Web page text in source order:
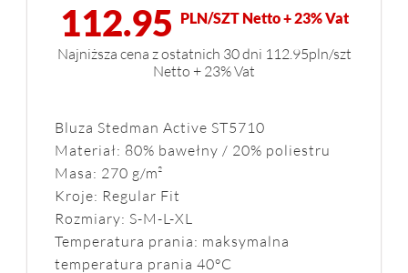
112.95 PLN/SZT Netto + 23% Vat
Najniższa cena z ostatnich 30 dni 112.95pln/szt
Netto + 23% Vat
Bluza Stedman Active ST5710
Materiał: 80% bawełny / 20% poliestru
Masa: 270 g/m²
Kroje: Regular Fit
Rozmiary: S-M-L-XL
Temperatura prania: maksymalna
temperatura prania 40°C